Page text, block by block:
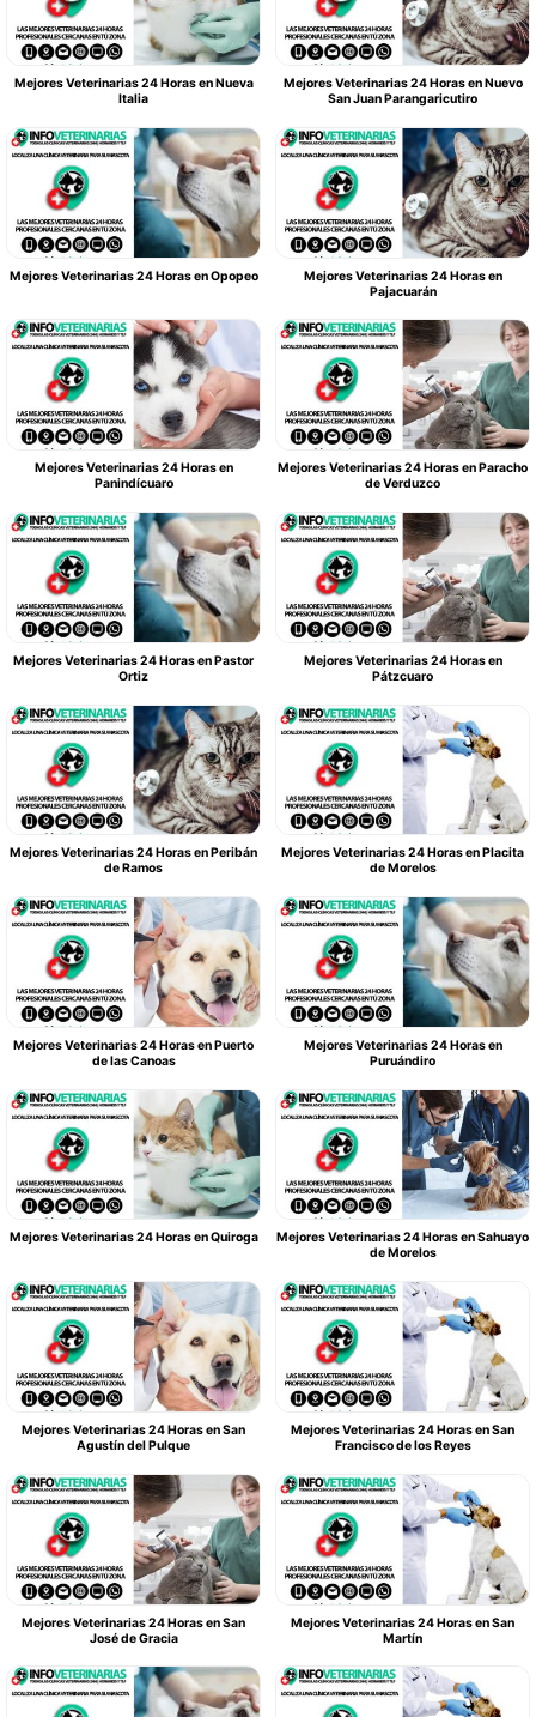
Mejores Veterinarias 24 Horas en Nueva
Italia
Mejores Veterinarias 24 Horas en Nuevo
San Juan Parangaricutiro
Mejores Veterinarias 24 Horas en Opopeo
Mejores Veterinarias 24 Horas en
Pajacuarán
Mejores Veterinarias 24 Horas en
Panindícuaro
Mejores Veterinarias 24 Horas en Paracho
de Verduzco
Mejores Veterinarias 24 Horas en Pastor
Ortiz
Mejores Veterinarias 24 Horas en
Pátzcuaro
Mejores Veterinarias 24 Horas en Peribán
de Ramos
Mejores Veterinarias 24 Horas en Placita
de Morelos
Mejores Veterinarias 24 Horas en Puerto
de las Canoas
Mejores Veterinarias 24 Horas en
Puruándiro
Mejores Veterinarias 24 Horas en Quiroga
Mejores Veterinarias 24 Horas en Sahuayo
de Morelos
Mejores Veterinarias 24 Horas en San
Agustín del Pulque
Mejores Veterinarias 24 Horas en San
Francisco de los Reyes
Mejores Veterinarias 24 Horas en San
José de Gracia
Mejores Veterinarias 24 Horas en San
Martín